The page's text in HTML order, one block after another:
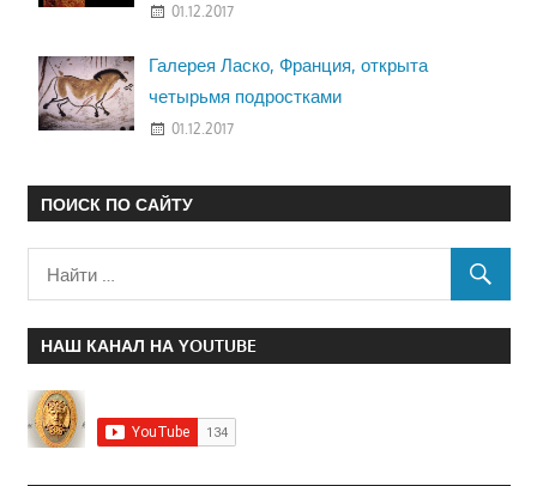
01.12.2017
Галерея Ласко, Франция, открыта
четырьмя подростками
01.12.2017
ПОИСК ПО САЙТУ
НАШ КАНАЛ НА YOUTUBE